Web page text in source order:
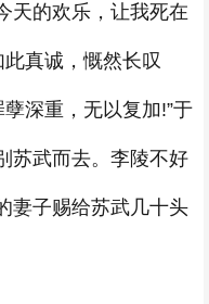
天的欢乐，让我死在
真诚，慨然长叹
深重，无以复加!”于
苏武而去。李陵不好
妻子赐给苏武几十头